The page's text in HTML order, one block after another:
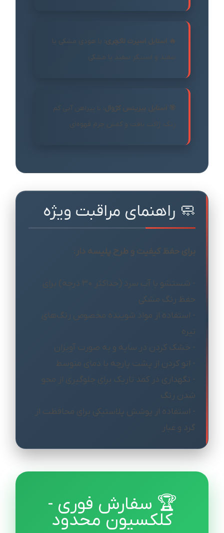
🔥 استایل اسپرت لاکچری: با هودی مشکی یا
سفید و اسنیکر سفید یا مشکی
🎯 استایل بیزینس کژوال: با پیراهن آبی کم
رنگ، ژاکت بافت و کفش چرم قهوه‌ای
🧼 راهنمای مراقبت ویژه
برای حفظ کیفیت و طرح پلیسه دار:
- شستشو با آب سرد (حداکثر 30 درجه) برای
حفظ رنگ مشکی
- استفاده از مواد شوینده مخصوص رنگ‌های
تیره
- خشک کردن در سایه و به صورت آویزان
- اتو کردن از پشت پارچه با دمای متوسط
- نگهداری در کمد تاریک برای جلوگیری از محو
شدن رنگ
- استفاده از پوشش پلاستیکی برای محافظت از
گرد و غبار
🏆 سفارش فوری -
کلکسیون محدود